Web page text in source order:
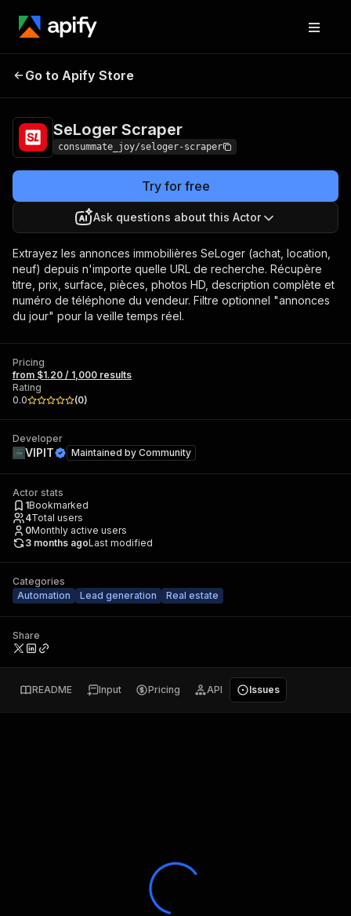
SeLoger
Go to Apify Store
SeLoger Scraper
consummate_joy/seloger-scraper
Try for free
Ask questions about this Actor
Extrayez les annonces immobilières SeLoger (achat, location,
neuf) depuis n'importe quelle URL de recherche. Récupère
titre, prix, surface, pièces, photos HD, description complète et
numéro de téléphone du vendeur. Filtre optionnel "annonces
du jour" pour la veille temps réel.
Pricing
from $1.20 / 1,000 results
Rating
0.0
(0)
Developer
VIPIT Maintained by Community
Actor stats
1Bookmarked
4Total users
0Monthly active users
3 months agoLast modified
Categories
Automation
Lead generation Real estate
Share
README Input Pricing API Issues